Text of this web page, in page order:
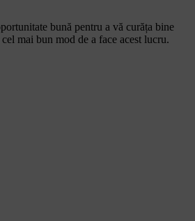
bună pentru a vă curăța bine
mai bun mod de a face acest lucru.